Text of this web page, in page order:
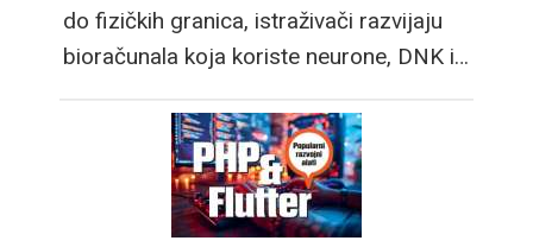
do fizičkih granica, istraživači razvijaju
bioračunala koja koriste neurone, DNK i…